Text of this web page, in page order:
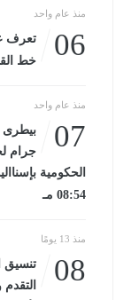
منذ عام واحد
06
تعرف
خط
منذ عام واحد
07
جرام
08:54 مـ
منذ 13 يومًا
08